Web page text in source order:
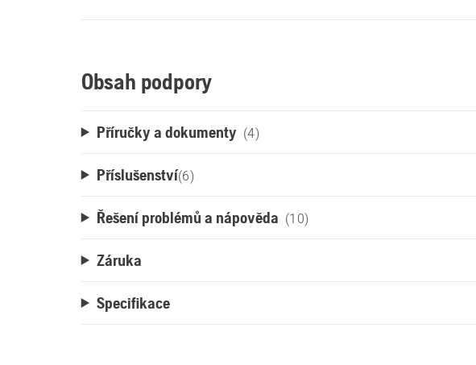
Obsah podpory
Příručky a dokumenty (4)
Příslušenství(6)
Řešení problémů a nápověda (10)
Záruka
Specifikace